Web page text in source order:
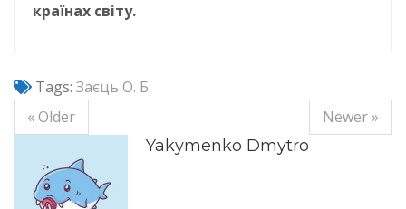
країнах світу.
Tags: Заєць О. Б.
« Older
Newer »
Yakymenko Dmytro